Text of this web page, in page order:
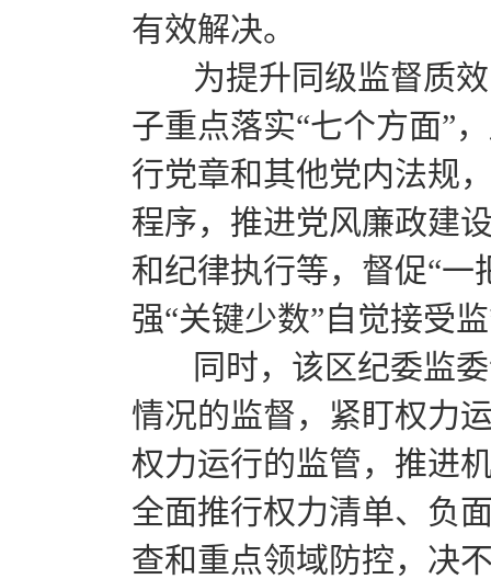
有效解决。
为提升同级监督质效
子重点落实“七个方面”
行党章和其他党内法规
程序，推进党风廉政建
和纪律执行等，督促“一
强“关键少数”自觉接受
同时，该区纪委监委
情况的监督，紧盯权力
权力运行的监管，推进
全面推行权力清单、负
查和重点领域防控，决